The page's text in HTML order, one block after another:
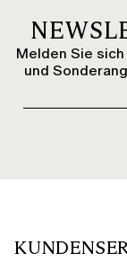
Melden Sie
und